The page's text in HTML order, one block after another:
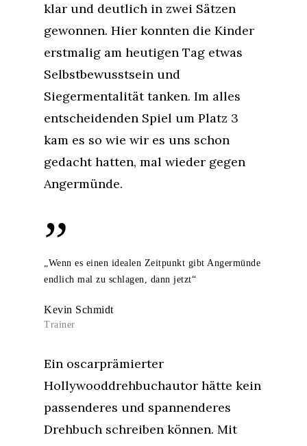
klar und deutlich in zwei Sätzen
gewonnen. Hier konnten die Kinder
erstmalig am heutigen Tag etwas
Selbstbewusstsein und
Siegermentalität tanken. Im alles
entscheidenden Spiel um Platz 3
kam es so wie wir es uns schon
gedacht hatten, mal wieder gegen
Angermünde.
”
„Wenn es einen idealen Zeitpunkt gibt Angermünde
endlich mal zu schlagen, dann jetzt“
Kevin Schmidt
Trainer
Ein oscarprämierter
Hollywooddrehbuchautor hätte kein
passenderes und spannenderes
Drehbuch schreiben können. Mit